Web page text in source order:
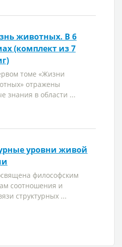
животных. В 6
(комплект из 7
томе «Жизни
отражены
знания в области ...
уровни живой
философским
соотношения и
структурных ...